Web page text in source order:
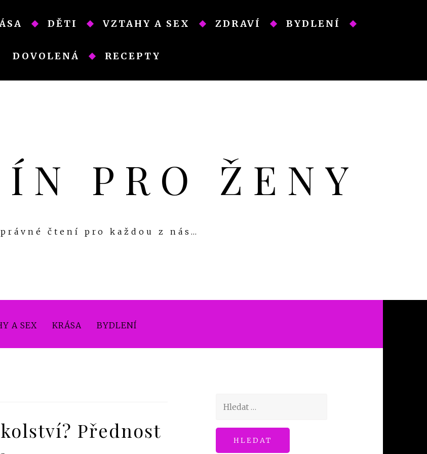
DĚTI VZTAHY A SEX ZDRAVÍ BYDLENÍ
DOVOLENÁ RECEPTY
PRO ŽENY
čtení pro každou z nás…
A SEX KRÁSA BYDLENÍ
Přednost
Vyhledávání